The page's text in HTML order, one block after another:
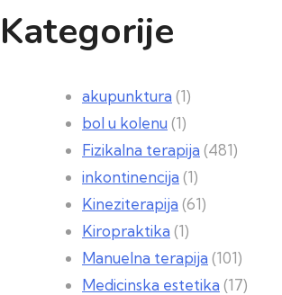
Kategorije
akupunktura (1)
bol u kolenu (1)
Fizikalna terapija (481)
inkontinencija (1)
Kineziterapija (61)
Kiropraktika (1)
Manuelna terapija (101)
Medicinska estetika (17)